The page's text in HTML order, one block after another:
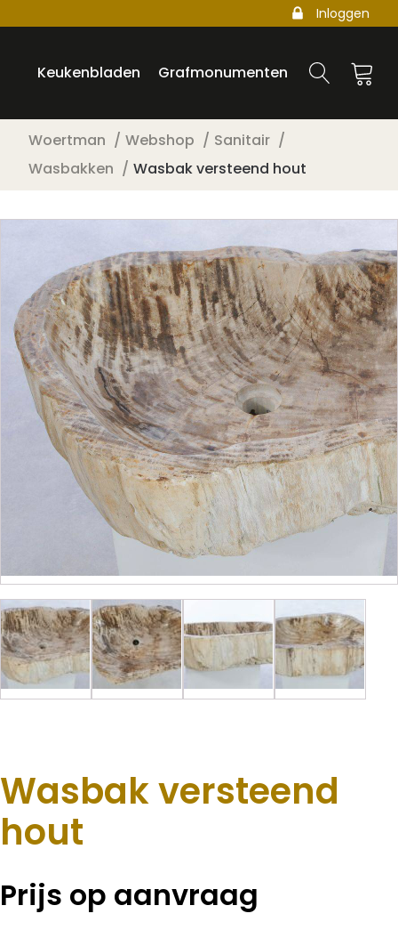
Inloggen
Keukenbladen Grafmonumenten
Woertman Webshop
Sanitair
Wasbakken
Wasbak versteend hout
Wasbak versteend
hout
Prijs op aanvraag